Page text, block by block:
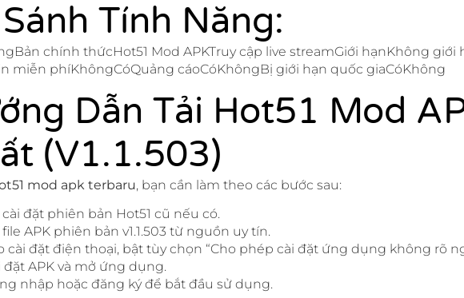
Tính Năng:
chính thứcHot51 Mod APKTruy cập live streamGiới hạnKhông giới
miễn phíKhôngCóQuảng cáoCóKhôngBị giới hạn quốc giaCóKhông
Dẫn Tải Hot51 Mod
(v1.1.503)
mod apk terbaru, bạn cần làm theo các bước sau:
cài đặt phiên bản Hot51 cũ nếu có.
file APK phiên bản v1.1.503 từ nguồn uy tín.
cài đặt điện thoại, bật tùy chọn “Cho phép cài đặt ứng dụng không rõ
đặt APK và mở ứng dụng.
nhập hoặc đăng ký để bắt đầu sử dụng.